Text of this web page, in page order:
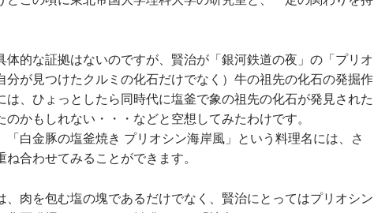
的な証拠はないのですが、賢治が「銀河鉄道の夜」の「プリオ
分が見つけたクルミの化石だけでなく）牛の祖先の化石の発掘作
は、ひょっとしたら同時代に塩釜で象の祖先の化石が発見された
のかもしれない・・・などと空想してみたわけです。
白金豚の塩釜焼き プリオシン海岸風」という料理名には、さ
合わせてみることができます。
肉を包む塩の塊であるだけでなく、賢治にとってはプリオシン